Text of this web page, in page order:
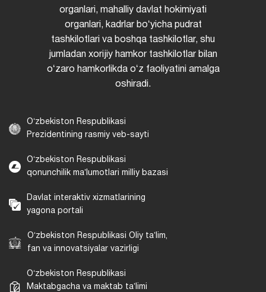
organlari, mahalliy davlat hokimiyati
organlari, kadrlar boʻyicha pudrat
tashkilotlari va boshqa tashkilotlar, shu
jumladan xorijiy hamkor tashkilotlar bilan
oʻzaro hamkorlikda oʻz faoliyatini amalga
oshiradi.
Oʻzbekiston Respublikasi
Prezidentining rasmiy veb-sayti
Oʻzbekiston Respublikasi
qonunchilik maʼlumotlari milliy bazasi
Davlat interaktiv xizmatlarining
yagona portali
Oʻzbekiston Respublikasi Oliy taʼlim,
fan va innovatsiyalar vazirligi
Oʻzbekiston Respublikasi
Maktabgacha va maktab taʼlimi